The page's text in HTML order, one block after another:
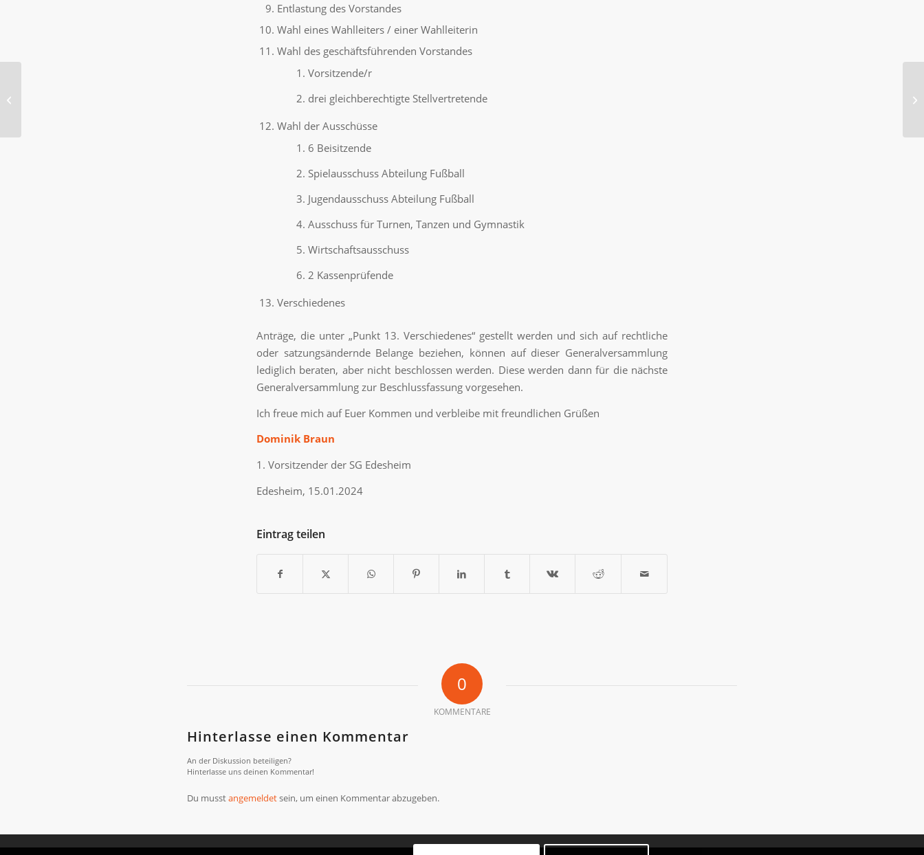
Entlastung des Vorstandes
Wahl eines Wahlleiters / einer Wahlleiterin
Wahl des geschäftsführenden Vorstandes
Vorsitzende/r
drei gleichberechtigte Stellvertretende
Wahl der Ausschüsse
6 Beisitzende
Spielausschuss Abteilung Fußball
Jugendausschuss Abteilung Fußball
Ausschuss für Turnen, Tanzen und Gymnastik
Wirtschaftsausschuss
2 Kassenprüfende
Verschiedenes
Anträge, die unter „Punkt 13. Verschiedenes“ gestellt werden und sich auf rechtliche
oder satzungsändernde Belange beziehen, können auf dieser Generalversammlung
lediglich beraten, aber nicht be­schlossen werden. Diese werden dann für die nächste
Generalversammlung zur Beschlussfassung vorgesehen.
Ich freue mich auf Euer Kommen und verbleibe mit freundlichen Grüßen
Dominik Braun
1. Vorsitzender der SG Edesheim
Edesheim, 15.01.2024
Eintrag teilen
0
KOMMENTARE
Hinterlasse einen Kommentar
An der Diskussion beteiligen?
Hinterlasse uns deinen Kommentar!
Du musstangemeldetsein, um einen Kommentar abzugeben.